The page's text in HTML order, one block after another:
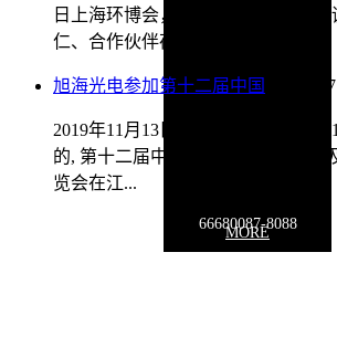
日上海环博会，展位位于E4馆E02
仁、合作伙伴莅临指导。我...
旭海光电参加第十二届中国 2020/1/17
2019年11月13日，历时三天（
的, 第十二届中国在线分析仪器应用
览会在江...
MORE
66680087-8088